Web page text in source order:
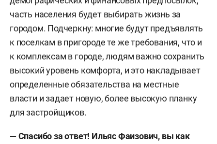
часть населения будет выбирать жизнь за
городом. Подчеркну: многие будут предъявлять
к поселкам в пригороде те же требования, что и
к комплексам в городе, людям важно сохранить
высокий уровень комфорта, и это накладывает
определенные обязательства на местные
власти и задает новую, более высокую планку
для застройщиков.
— Спасибо за ответ! Ильяс Фаизович, вы как